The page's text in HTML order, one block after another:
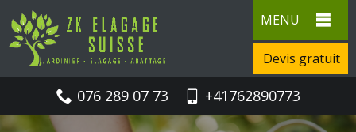
MENU
Devis gratuit
076 289 07 73 +41762890773